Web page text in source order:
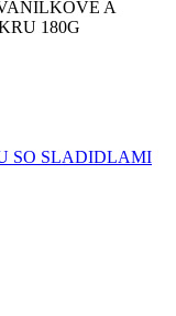
A
180G
SO SLADIDLAMI